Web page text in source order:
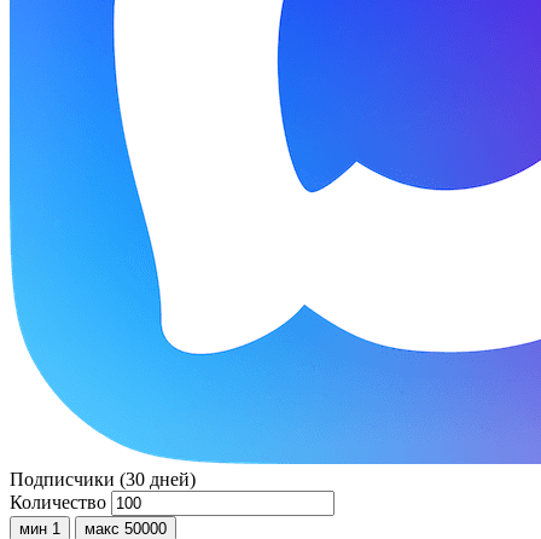
Подписчики (30 дней)
Количество
мин 1 макс 50000